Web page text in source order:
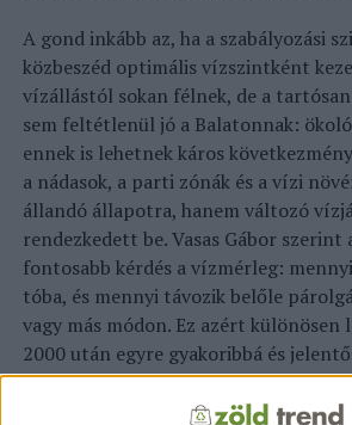
A gond inkább az, ha a szabályozási
közbeszéd optimális vízszintként
vízállástól sokan félnek, de a
sem feltétlenül jó a Balatonnak:
ennek is lehetnek káros
a nádasok, a parti zónák és a vízi
állandó állapotra, hanem változó
rendezkedett be. Vasas Gábor
fontosabb kérdés a vízmérleg:
tóba, és mennyi távozik belőle
vagy más módon. Ez azért különösen
2000 után egyre gyakoribbá és
az évek, amikor a Balaton
tűnik el a rendszerből, mint amennyi